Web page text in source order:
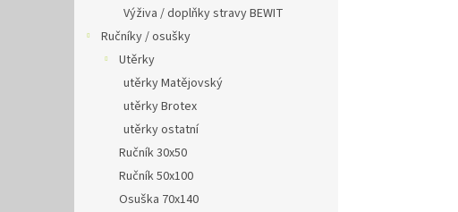
Výživa / doplňky stravy BEWIT
Ručníky / osušky
Utěrky
utěrky Matějovský
utěrky Brotex
utěrky ostatní
Ručník 30x50
Ručník 50x100
Osuška 70x140